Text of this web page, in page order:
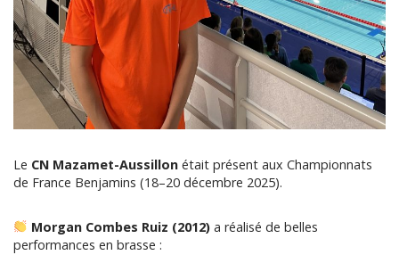
Le CN Mazamet-Aussillon était présent aux Championnats
de France Benjamins (18–20 décembre 2025).
Morgan Combes Ruiz (2012) a réalisé de belles
performances en brasse :